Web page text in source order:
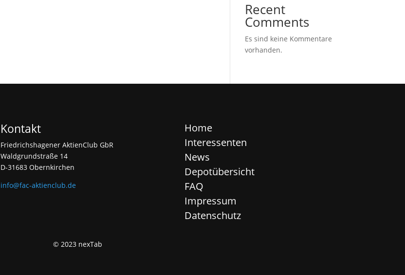
Recent
Comments
Es sind keine Kommentare
vorhanden.
Kontakt
Friedrichshagener AktienClub GbR
Waldgrundstraße 14
D-31683 Obernkirchen
info@fac-aktienclub.de
Home
Interessenten
News
Depotübersicht
FAQ
Impressum
Datenschutz
© 2023 nexTab